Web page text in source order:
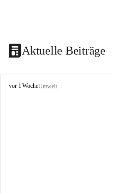
Aktuelle Beiträge
V
vor 1 WocheUmwelt